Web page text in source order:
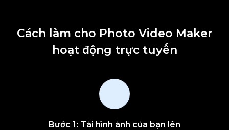
Cách làm cho Photo Video Maker
hoạt động trực tuyến
Bước 1: Tải hình ảnh của bạn lên